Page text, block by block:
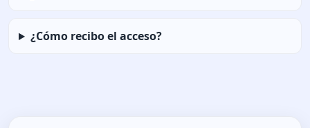
¿Cómo recibo el acceso?